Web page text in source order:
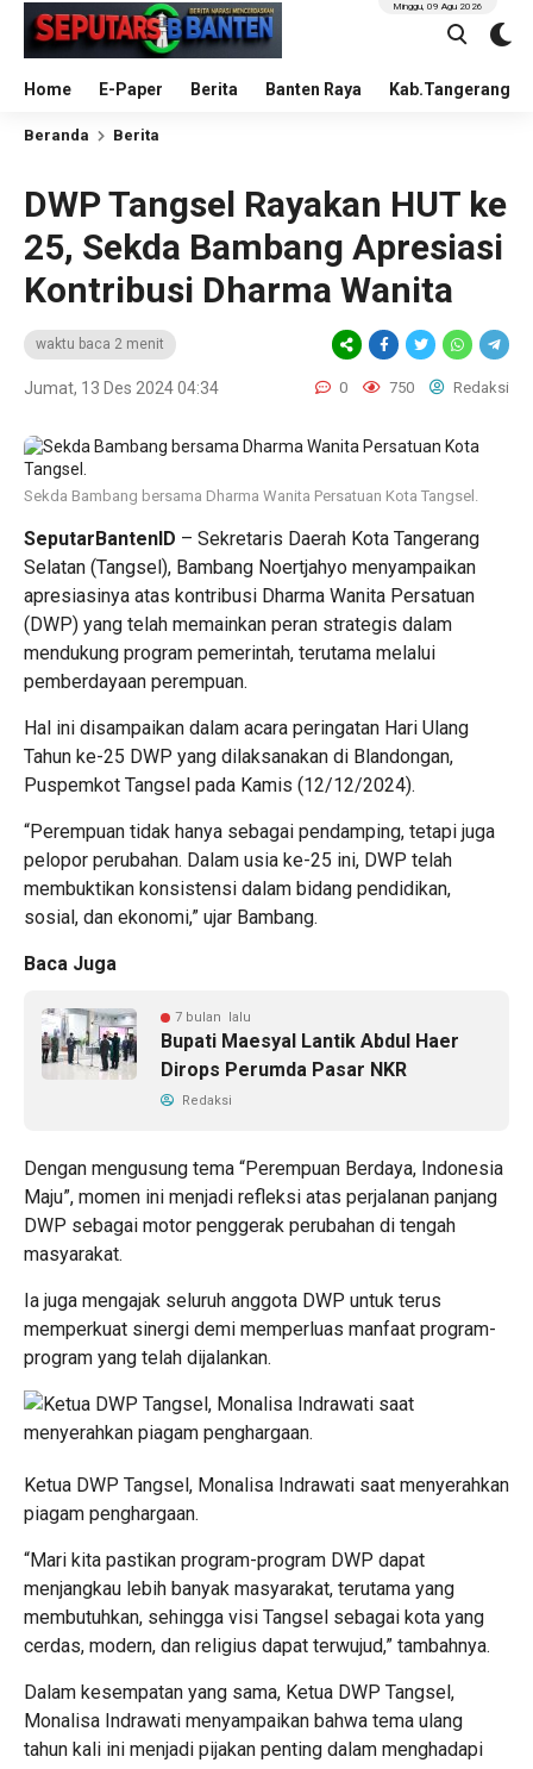
Home E-Paper Berita Banten Raya Kab.Tangerang
Minggu, 09 Agu 2026
Beranda Berita
DWP Tangsel Rayakan HUT ke
25, Sekda Bambang Apresiasi
Kontribusi Dharma Wanita
waktu baca 2 menit
Jumat, 13 Des 2024 04:34 0 750 Redaksi
Sekda Bambang bersama Dharma Wanita Persatuan Kota Tangsel.
SeputarBantenID – Sekretaris Daerah Kota Tangerang
Selatan (Tangsel), Bambang Noertjahyo menyampaikan
apresiasinya atas kontribusi Dharma Wanita Persatuan
(DWP) yang telah memainkan peran strategis dalam
mendukung program pemerintah, terutama melalui
pemberdayaan perempuan.
Hal ini disampaikan dalam acara peringatan Hari Ulang
Tahun ke-25 DWP yang dilaksanakan di Blandongan,
Puspemkot Tangsel pada Kamis (12/12/2024).
“Perempuan tidak hanya sebagai pendamping, tetapi juga
pelopor perubahan. Dalam usia ke-25 ini, DWP telah
membuktikan konsistensi dalam bidang pendidikan,
sosial, dan ekonomi,” ujar Bambang.
Baca Juga
7 bulan lalu
Bupati Maesyal Lantik Abdul Haer
Dirops Perumda Pasar NKR
Redaksi
Dengan mengusung tema “Perempuan Berdaya, Indonesia
Maju”, momen ini menjadi refleksi atas perjalanan panjang
DWP sebagai motor penggerak perubahan di tengah
masyarakat.
Ia juga mengajak seluruh anggota DWP untuk terus
memperkuat sinergi demi memperluas manfaat program-
program yang telah dijalankan.
Ketua DWP Tangsel, Monalisa Indrawati saat menyerahkan
piagam penghargaan.
“Mari kita pastikan program-program DWP dapat
menjangkau lebih banyak masyarakat, terutama yang
membutuhkan, sehingga visi Tangsel sebagai kota yang
cerdas, modern, dan religius dapat terwujud,” tambahnya.
Dalam kesempatan yang sama, Ketua DWP Tangsel,
Monalisa Indrawati menyampaikan bahwa tema ulang
tahun kali ini menjadi pijakan penting dalam menghadapi